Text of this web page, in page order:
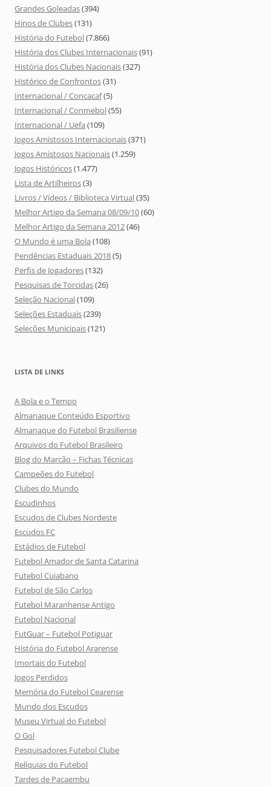
Grandes Goleadas(394)
Hinos de Clubes(131)
História do Futebol(7.866)
História dos Clubes Internacionais(91)
História dos Clubes Nacionais(327)
Histórico de Confrontos(31)
Internacional / Concacaf(5)
Internacional / Conmebol(55)
Internacional / Uefa (109)
Jogos Amistosos Internacionais(371)
Jogos Amistosos Nacionais(1.259)
Jogos Históricos(1.477)
Lista de Artilheiros(3)
Livros / Vídeos / Biblioteca Virtual(35)
Melhor Artigo da Semana 08/09/10(60)
Melhor Artigo da Semana 2012(46)
O Mundo é uma Bola (108)
Pendências Estaduais 2018(5)
Perfis de Jogadores(132)
Pesquisas de Torcidas(26)
Seleção Nacional(109)
Seleções Estaduais(239)
Seleções Municipais(121)
LISTA DE LINKS
A Bola e o Tempo
Almanaque Conteúdo Esportivo
Almanaque do Futebol Brasiliense
Arquivos do Futebol Brasileiro
Blog do Marcão – Fichas Técnicas
Campeões do Futebol
Clubes do Mundo
Escudinhos
Escudos de Clubes Nordeste
Escudos FC
Estádios de Futebol
Futebol Amador de Santa Catarina
Futebol Cuiabano
Futebol de São Carlos
Futebol Maranhense Antigo
Futebol Nacional
FutGuar – Futebol Potiguar
História do Futebol Ararense
Imortais do Futebol
Jogos Perdidos
Memória do Futebol Cearense
Mundo dos Escudos
Museu Virtual do Futebol
O Gol
Pesquisadores Futebol Clube
Relíquias do Futebol
Tardes de Pacaembu